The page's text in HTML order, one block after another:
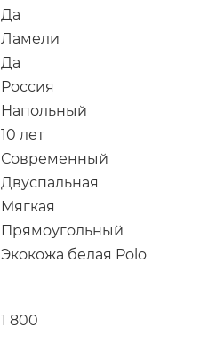
Да
Ламели
Да
Россия
Напольный
10 лет
Современный
Двуспальная
Мягкая
Прямоугольный
Экокожа белая Polo
1 800